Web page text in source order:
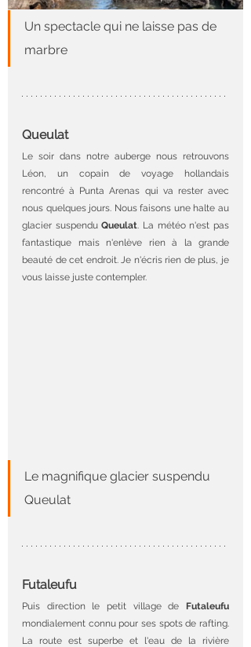
Un spectacle qui ne laisse pas de
marbre
Queulat
Le soir dans notre auberge nous retrouvons
Léon, un copain de voyage hollandais
rencontré à Punta Arenas qui va rester avec
nous quelques jours. Nous faisons une halte au
glacier suspendu Queulat . La météo n'est pas
fantastique mais n'enlève rien à la grande
beauté de cet endroit. Je n'écris rien de plus, je
vous laisse juste contempler.
Le magnifique glacier suspendu
Queulat
Futaleufu
Puis direction le petit village de Futaleufu
mondialement connu pour ses spots de rafting.
La route est superbe et l'eau de la rivière